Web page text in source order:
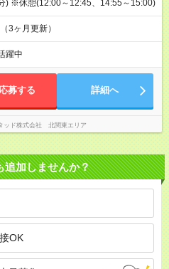
) ※休憩(12:00～12:45、14:55～15:00)
3ヶ月更新）
躍中
応募する 詳細へ
ッド株式会社 北関東エリア
追加しませんか？
OK